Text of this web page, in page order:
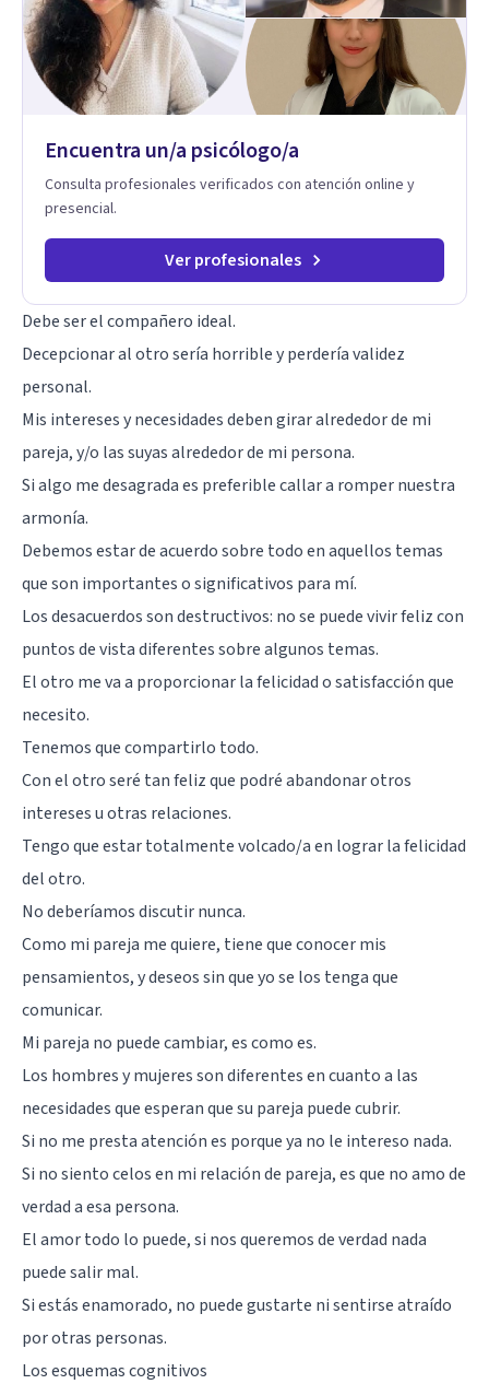
dinámica familiar. Evaluaciones Psicológicas y Terapias
Especializadas: Terapia cognitivo-conductual Terapia de
apoyo Terapia psicodinámica Terapia enfocada en la solución
Terapia de exposición Terapia de juego para niños
Tratamiento de Traumas y Trastornos de Estrés
a superar experiencias traumáticas y mejorar tu calidad de
vida. Tratamiento de Adicciones.
Encuentra un/a psicólogo/a
Consulta profesionales verificados con atención online y
presencial.
Ver profesionales
Debe ser el compañero ideal.
Decepcionar al otro sería horrible y perdería validez
personal.
Mis intereses y necesidades deben girar alrededor de mi
pareja, y/o las suyas alrededor de mi persona.
Si algo me desagrada es preferible callar a romper nuestra
armonía.
Debemos estar de acuerdo sobre todo en aquellos temas
que son importantes o significativos para mí.
Los desacuerdos son destructivos: no se puede vivir feliz con
puntos de vista diferentes sobre algunos temas.
El otro me va a proporcionar la felicidad o satisfacción que
necesito.
Tenemos que compartirlo todo.
Con el otro seré tan feliz que podré abandonar otros
intereses u otras relaciones.
Tengo que estar totalmente volcado/a en lograr la felicidad
del otro.
No deberíamos discutir nunca.
Como mi pareja me quiere, tiene que conocer mis
pensamientos, y deseos sin que yo se los tenga que
comunicar.
Mi pareja no puede cambiar, es como es.
Los hombres y mujeres son diferentes en cuanto a las
necesidades que esperan que su pareja puede cubrir.
Si no me presta atención es porque ya no le intereso nada.
Si no siento celos en mi relación de pareja, es que no amo de
verdad a esa persona.
El amor todo lo puede, si nos queremos de verdad nada
puede salir mal.
Si estás enamorado, no puede gustarte ni sentirse atraído
por otras personas.
Los esquemas cognitivos